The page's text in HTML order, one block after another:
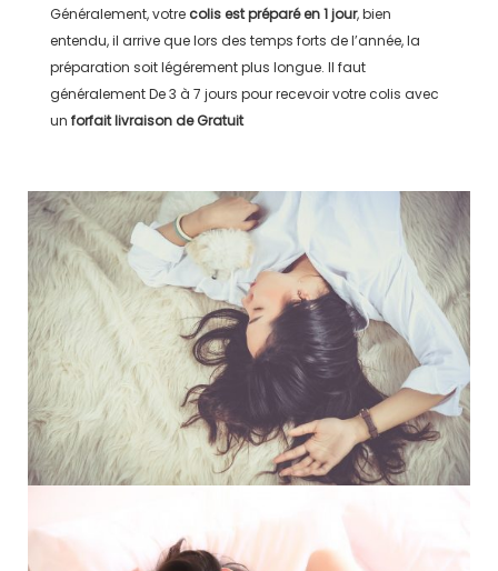
Généralement, votre colis est préparé en1 jour, bien
entendu, il arrive que lors des temps forts de l’année, la
préparation soit légérement plus longue. Il faut
généralementDe 3 à 7 jours pour recevoir votre colis avec
un forfait livraison deGratuit